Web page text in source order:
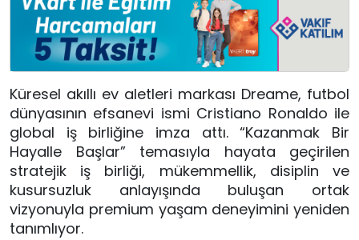
Küresel akıllı ev aletleri markası Dreame, futbol
dünyasının efsanevi ismi Cristiano Ronaldo ile
global iş birliğine imza attı. “Kazanmak Bir
Hayalle Başlar” temasıyla hayata geçirilen
stratejik iş birliği, mükemmellik, disiplin ve
kusursuzluk anlayışında buluşan ortak
vizyonuyla premium yaşam deneyimini yeniden
tanımlıyor.